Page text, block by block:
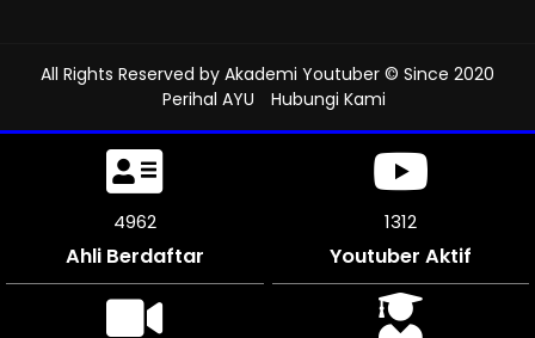
All Rights Reserved by Akademi Youtuber © Since 2020
Perihal AYU
Hubungi Kami
5394
Ahli Berdaftar
1312
Youtuber Aktif